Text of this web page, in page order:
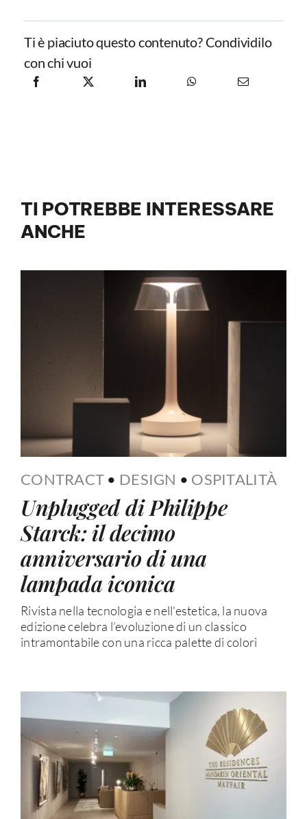
Ti è piaciuto questo contenuto? Condividilo
con chi vuoi
TI POTREBBE INTERESSARE
ANCHE
CONTRACT • DESIGN • OSPITALITÀ
Unplugged di Philippe
Starck: il decimo
anniversario di una
lampada iconica
Rivista nella tecnologia e nell’estetica, la nuova
edizione celebra l’evoluzione di un classico
intramontabile con una ricca palette di colori